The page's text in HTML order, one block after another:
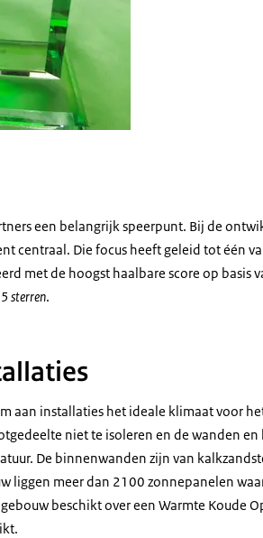
een belangrijk speerpunt. Bij de
centraal. Die focus heeft geleid tot één
met de hoogst haalbare score op basis
sterren.
aan installaties het ideale klimaat voor
niet te isoleren en de wanden
De binnenwanden zijn van
liggen meer dan 2100 zonnepanelen
beschikt over een Warmte Koude